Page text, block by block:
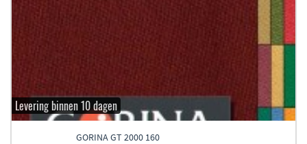
Levering binnen 10 dagen
GORINA GT 2000 160